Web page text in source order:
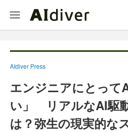
AIdiver Press
エンジニアにとって
い」 リアルなAI駆
は？弥生の現実的な